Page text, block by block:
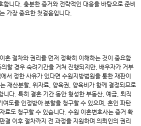
니다. 충분한 증거와 전략적인 대응을 바탕으로 준비
가장 중요한 첫걸음입니다.
혼 절차와 권리를 먼저 정확히 이해하는 것이 중요합
할 경우 숙려기간을 거쳐 진행되지만, 배우자가 거부
서 정한 사유가 있다면 수원지방법원을 통한 재판이
재산분할, 위자료, 양육권, 양육비가 함께 결정되므로
니다. 특히 결혼 기간 동안 형성한 부동산, 예금, 퇴직
도를 인정받아 분할을 청구할 수 있으며, 혼인 파탄
료도 청구할 수 있습니다. 수원 이혼변호사는 증거 확
결 이후 절차까지 전 과정을 지원하며 의뢰인의 권리